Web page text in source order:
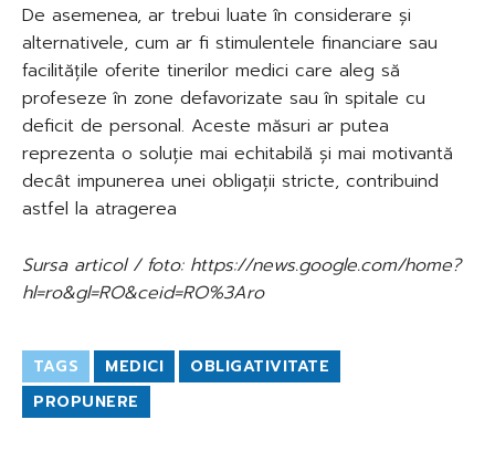
De asemenea, ar trebui luate în considerare și
alternativele, cum ar fi stimulentele financiare sau
facilitățile oferite tinerilor medici care aleg să
profeseze în zone defavorizate sau în spitale cu
deficit de personal. Aceste măsuri ar putea
reprezenta o soluție mai echitabilă și mai motivantă
decât impunerea unei obligații stricte, contribuind
astfel la atragerea
Sursa articol / foto: https://news.google.com/home?
hl=ro&gl=RO&ceid=RO%3Aro
TAGS MEDICI
OBLIGATIVITATE
PROPUNERE